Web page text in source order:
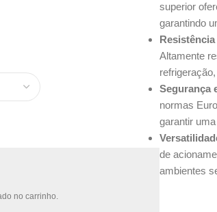
no carrinho.
superior
garantindo
Altamente
Segurança
normas
garantir
de
ambientes